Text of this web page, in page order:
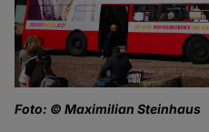
Foto: © Maximilian Steinhaus